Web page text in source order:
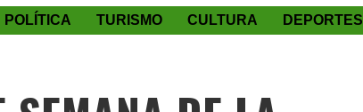
TURISMO CULTURA DEPORTES